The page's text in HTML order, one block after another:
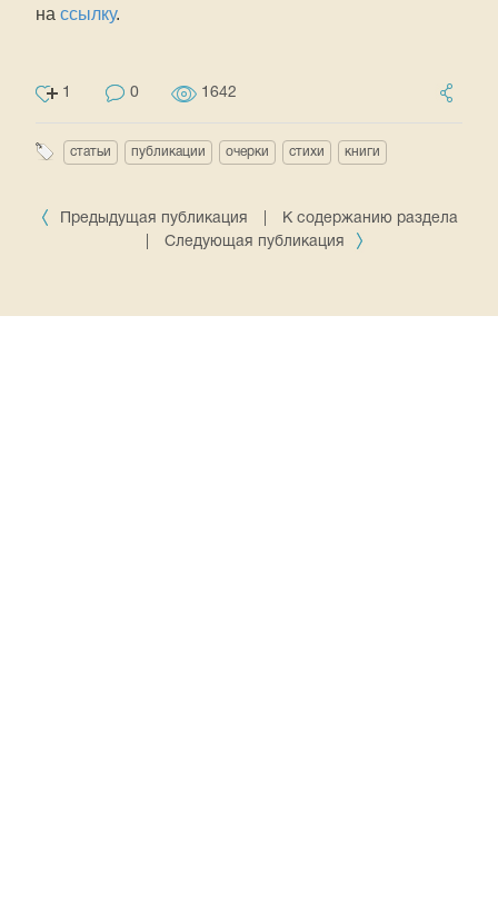
на ссылку.
1 0 1642
статьи публикации очерки стихи книги
Предыдущая публикация
К содержанию раздела
Следующая публикация